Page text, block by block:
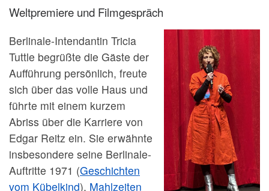
Weltpremiere und Filmgespräch
Berlinale-Intendantin Tricia
Tuttle begrüßte die Gäste der
Aufführung persönlich, freute
sich über das volle Haus und
führte mit einem kurzem
Abriss über die Karriere von
Edgar Reitz ein. Sie erwähnte
insbesondere seine Berlinale-
Auftritte 1971 (Geschichten
vom Kübelkind), Mahlzeiten